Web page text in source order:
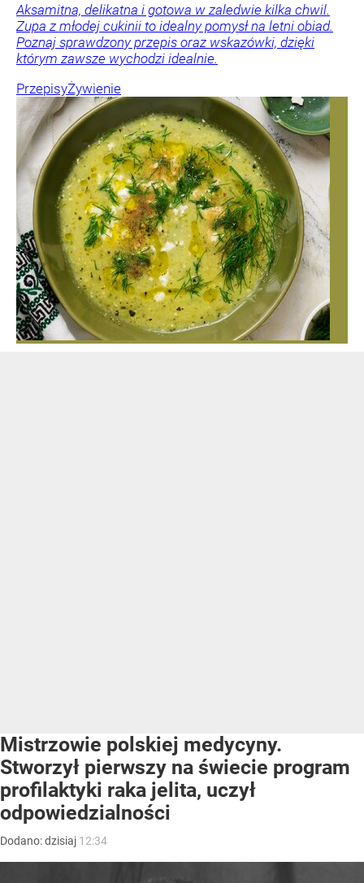
Aksamitna, delikatna i gotowa w zaledwie kilka chwil.
Zupa z młodej cukinii to idealny pomysł na letni obiad.
Poznaj sprawdzony przepis oraz wskazówki, dzięki
którym zawsze wychodzi idealnie.
PrzepisyŻywienie
Mistrzowie polskiej medycyny.
Stworzył pierwszy na świecie program
profilaktyki raka jelita, uczył
odpowiedzialności
Dodano:dzisiaj 12:34